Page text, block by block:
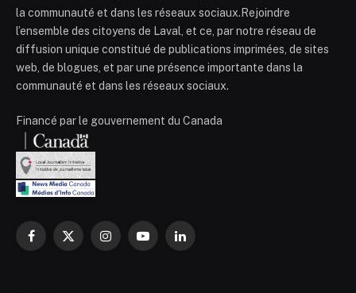
la communauté et dans les réseaux sociaux.Rejoindre
l’ensemble des citoyens de Laval, et ce, par notre réseau de
diffusion unique constitué de publications imprimées, de sites
web, de blogues, et par une présence importante dans la
communauté et dans les réseaux sociaux.
Financé par le gouvernement du Canada
Facebook
X
InstagramYouTubeLinkedIn